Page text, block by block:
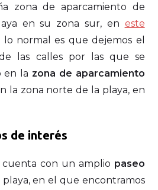
zona de aparcamiento de
en su zona sur, en este
lo normal es que dejemos el
las calles por las que se
en la zona de aparcamiento
la zona norte de la playa, en
de interés
cuenta con un amplio paseo
en el que encontramos